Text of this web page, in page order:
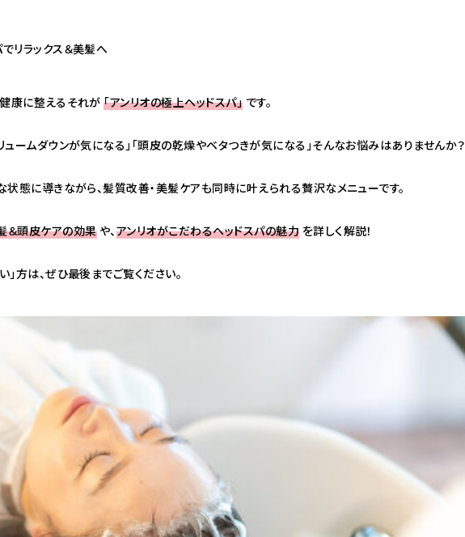
リラックス＆美髪へ
康に整える――それが「アンリオの極上ヘッドスパ」 です。
ュームダウンが気になる」「頭皮の乾燥やベタつきが気になる」そんなお悩みはありませんか？
態に導きながら、髪質改善・美髪ケアも同時に叶えられる贅沢なメニューです。
＆頭皮ケアの効果や、アンリオがこだわるヘッドスパの魅力 を詳しく解説！
」方は、ぜひ最後までご覧ください。
098-917-5366
098-917-5366
【anrio TIERRA】営業時間 9:00～17:00（日月除く）